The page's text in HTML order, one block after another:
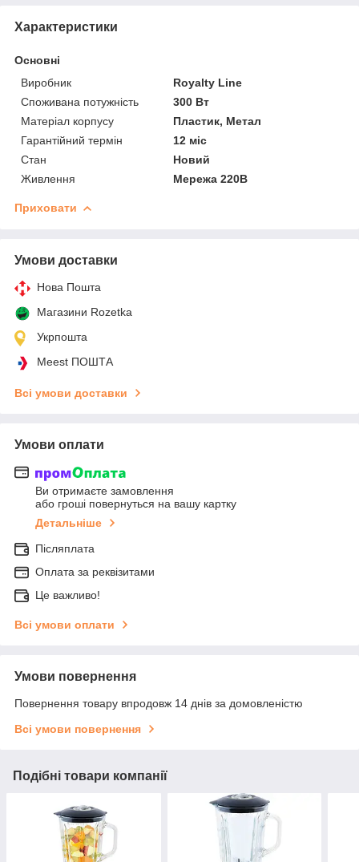
Характеристики
Основні
Виробник
Royalty Line
Споживана потужність
300 Вт
Матеріал корпусу
Пластик, Метал
Гарантійний термін
12 міс
Стан
Новий
Живлення
Мережа 220В
Приховати
Умови доставки
Нова Пошта
Магазини Rozetka
Укрпошта
Meest ПОШТА
Всі умови доставки
Умови оплати
Ви отримаєте замовлення
або гроші повернуться на вашу картку
Детальніше
Післяплата
Оплата за реквізитами
Це важливо!
Всі умови оплати
Умови повернення
Повернення товару впродовж 14 днів за домовленістю
Всі умови повернення
Подібні товари компанії